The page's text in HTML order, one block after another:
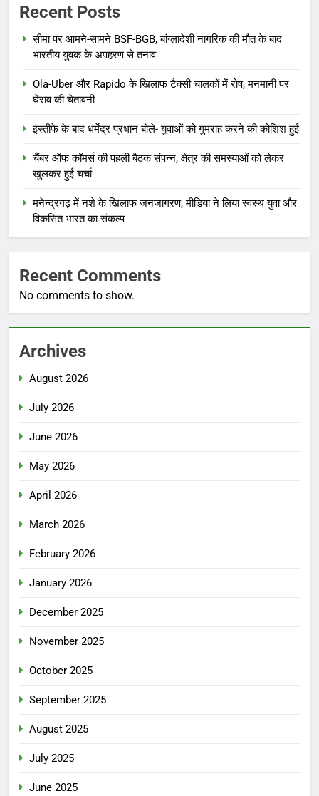
Recent Posts
सीमा पर आमने-सामने BSF-BGB, बांग्लादेशी नागरिक की मौत के बाद
भारतीय युवक के अपहरण से तनाव
Ola-Uber और Rapido के खिलाफ टैक्सी चालकों में रोष, मनमानी पर
घेराव की चेतावनी
इस्तीफे के बाद धर्मेंद्र प्रधान बोले- युवाओं को गुमराह करने की कोशिश हुई
चैंबर ऑफ कॉमर्स की पहली बैठक संपन्न, क्षेत्र की समस्याओं को लेकर
खुलकर हुई चर्चा
मनेन्द्रगढ़ में नशे के खिलाफ जनजागरण, मीडिया ने लिया स्वस्थ युवा और
विकसित भारत का संकल्प
Recent Comments
No comments to show.
Archives
August 2026
July 2026
June 2026
May 2026
April 2026
March 2026
February 2026
January 2026
December 2025
November 2025
October 2025
September 2025
August 2025
July 2025
June 2025